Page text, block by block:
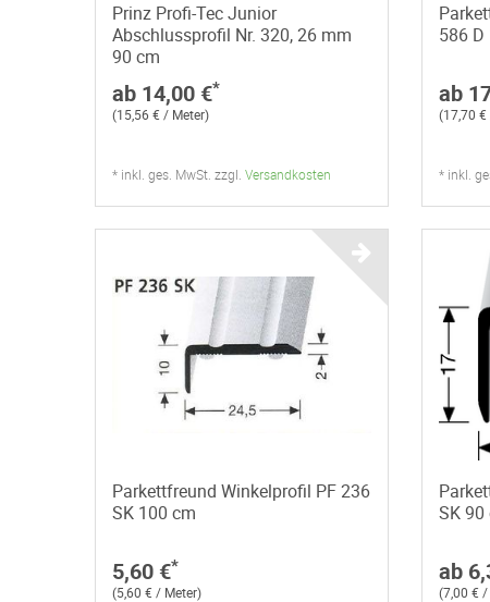
Prinz Profi-Tec Junior
Abschlussprofil Nr. 320, 26 mm
90 cm
ab 14,00 €*
(15,56 € / Meter)
* inkl. ges. MwSt. zzgl. Versandkosten
586
ab
(17,70
* inkl.
Parkettfreund Winkelprofil PF 236
SK 100 cm
5,60 €*
(5,60 € / Meter)
SK 90
ab
(7,00 €